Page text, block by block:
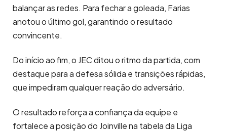
balançar as redes. Para fechar a goleada, Farias
anotou o último gol, garantindo o resultado
convincente.
Do início ao fim, o JEC ditou o ritmo da partida, com
destaque para a defesa sólida e transições rápidas,
que impediram qualquer reação do adversário.
O resultado reforça a confiança da equipe e
fortalece a posição do Joinville na tabela da Liga